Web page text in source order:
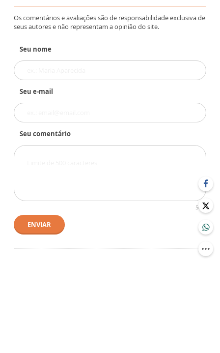
Os comentários e avaliações são de responsabilidade exclusiva de
seus autores e não representam a opinião do site.
Seu nome
Seu e-mail
Seu comentário
500
ENVIAR